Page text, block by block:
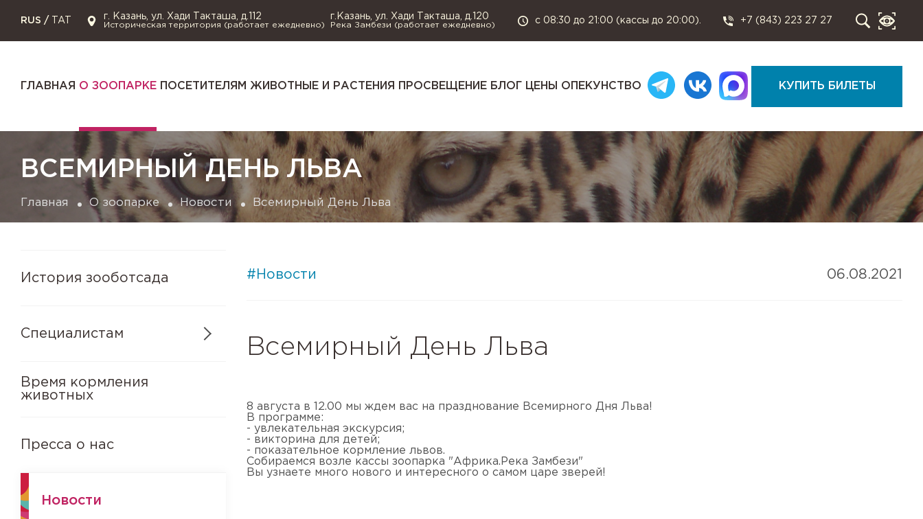
RUS / TAT г. Казань, ул. Хади Такташа, д.112
Историческая территория (работает ежедневно)
г.Казань, ул. Хади Такташа, д.120
Река Замбези (работает ежедневно)
с 08:30 до 21:00 (кассы до 20:00). +7 (843) 223 27 27
ГЛАВНАЯ О ЗООПАРКЕ ПОСЕТИТЕЛЯМ ЖИВОТНЫЕ И РАСТЕНИЯ ПРОСВЕЩЕНИЕ БЛОГ ЦЕНЫ ОПЕКУНСТВО КУПИТЬ БИЛЕТЫ
ВСЕМИРНЫЙ ДЕНЬ ЛЬВА
Главная О зоопарке Новости Всемирный День Льва
История зооботсада
Специалистам
Время кормления
животных
Пресса о нас
Новости
#Новости 06.08.2021
Всемирный День Льва
8 августа в 12.00 мы ждем вас на празднование Всемирного Дня Льва!
В программе:
- увлекательная экскурсия;
- викторина для детей;
- показательное кормление львов.
Собираемся возле кассы зоопарка "Африка.Река Замбези"
Вы узнаете много нового и интересного о самом царе зверей!